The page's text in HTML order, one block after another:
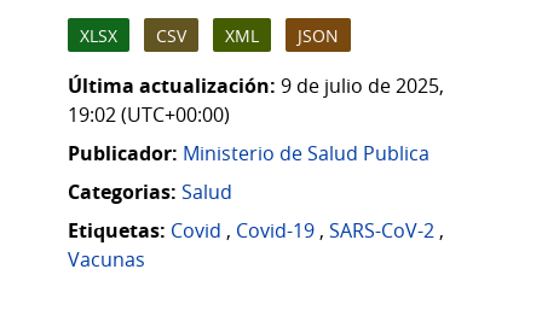
XLSX CSV XML JSON
Última actualización: 9 de julio de 2025,
19:02 (UTC+00:00)
Publicador: Ministerio de Salud Publica
Categorias: Salud
Etiquetas: Covid , Covid-19 , SARS-CoV-2 ,
Vacunas